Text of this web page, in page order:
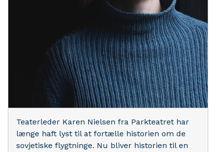
Teaterleder Karen Nielsen fra Parkteatret har
længe haft lyst til at fortælle historien om de
sovjetiske flygtninge. Nu bliver historien til en